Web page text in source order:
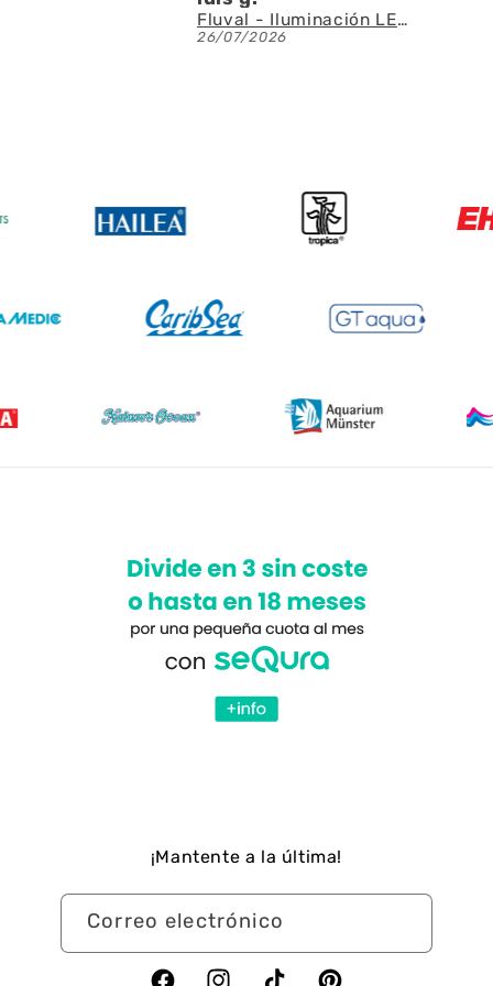
AQUAEL - SAS Filter 500 - Skimmer de superficie
23/07/2026
¡Mantente a la última!
Correo electrónico